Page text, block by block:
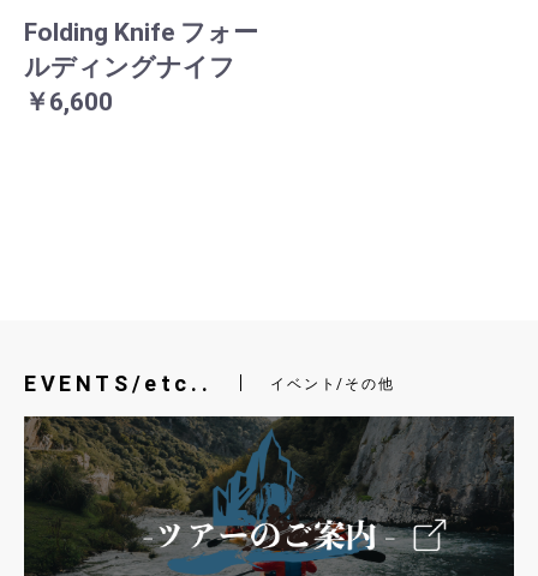
Folding Knife フォー
ルディングナイフ
￥6,600
EVENTS/etc.. イベント/その他